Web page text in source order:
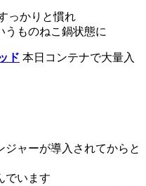
っかりと慣れ
うものねこ鍋状態に
ド 本日コンテナで大量入
ャーが導入されてからと
でいます